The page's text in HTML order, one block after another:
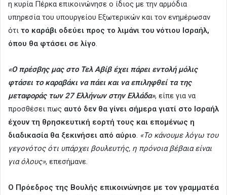
η κυρία Πέρκα επικοινώνησε ο ίδιος με την αρμόδια
υπηρεσία του υπουργείου Εξωτερικών και τον ενημέρωσαν
ότι το καράβι οδεύει προς το λιμάνι του νότιου Ισραήλ,
όπου θα φτάσει σε λίγο.
«Ο πρέσβης μας στο Τελ Αβίβ έχει πάρει εντολή μόλις
φτάσει το καραβάκι να πάει και να επιληφθεί τα της
μεταφοράς των 27 Ελλήνων στην Ελλάδα», είπε για να
προσθέσει πως αυτό δεν θα γίνει σήμερα γιατί στο Ισραήλ
έχουν τη θρησκευτική εορτή τους και επομένως η
διαδικασία θα ξεκινήσει από αύριο. «Το κάνουμε λόγω του
γεγονότος ότι υπάρχει βουλευτής, η πρόνοια βέβαια είναι
για όλους», επεσήμανε.
Ο Πρόεδρος της Βουλής επικοινώνησε με τον γραμματέα